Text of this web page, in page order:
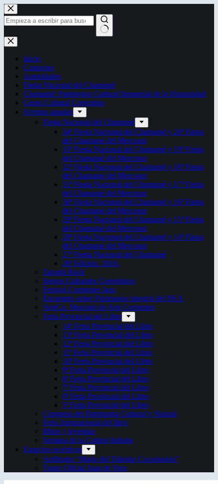
Saltar
al
contenido
Sin
resultados
Inicio
Contactos
Autoridades
Fiesta Nacional del Chamamé
Chamamé: Patrimonio Cultural Inmaterial de la Humanidad
Censo Cultural Correntino
Eventos anuales
Fiesta Nacional del Chamamé
34ª Fiesta Nacional del Chamamé y 20ª Fiesta
del Chamamé del Mercosur
33ª Fiesta Nacional del Chamamé y 19ª Fiesta
del Chamamé del Mercosur
32ª Fiesta Nacional del Chamamé y 18ª Fiesta
del Chamamé del Mercosur
31ª Fiesta Nacional del Chamamé y 17ª Fiesta
del Chamamé del Mercosur
30ª Fiesta Nacional del Chamamé y 16ª Fiesta
del Chamamé del Mercosur
29ª Fiesta Nacional del Chamamé y 15ª Fiesta
del Chamamé del Mercosur
28ª Fiesta Nacional del Chamamé y 14ª Fiesta
del Chamamé del Mercosur
27ª Fiesta Nacional del Chamamé
26ª Edición. 2016.
Taragüi Rock
Juegos Culturales Correntinos
Festival Corrientes Jazz
Encuentro sobre Patrimonio Integral del NEA
ArteCo. Mercado de Arte Corrientes
Feria Provincial del Libro
14ª Feria Provincial del Libro
13ª Feria Provincial del Libro
12ª Feria Provincial del Libro
11ª Feria Provincial del Libro
10ª Feria Provincial del Libro
9ª Feria Provincial del Libro
8ª Feria Provincial del Libro
7ª Feria Provincial del Libro
6ª Feria Provincial del Libro
5ª Feria Provincial del Libro
Congreso del Patrimonio Cultural y Natural
Feria Internacional del libro
Mitos y leyendas
Semana de la Cultura Italiana
Espacios escénicos
Anfiteatro “Mario del Tránsito Cocomarola”
Teatro Oficial Juan de Vera